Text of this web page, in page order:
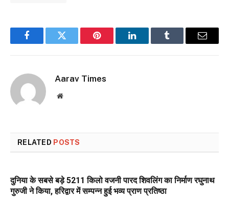
FacebookTwitter Pinterest LinkedInTumblr Email
Aarav Times
Website
RELATED POSTS
दुनिया के सबसे बड़े 5211 किलो वजनी पारद शिवलिंग का निर्माण रघुनाथ
गुरुजी ने किया, हरिद्वार में सम्पन्न हुई भव्य प्राण प्रतिष्ठा